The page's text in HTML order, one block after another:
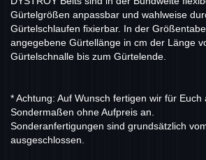
Gürtelgrößen anpassbar und wahlweise
Gürtelschlaufen fixierbar. In der
angegebene Gürtellänge in cm der Länge
Gürtelschnalle bis zum Gürtelende.
* Achtung: Auf Wunsch fertigen wir für Euch
Sondermaßen ohne Aufpreis an.
Sonderanfertigungen sind grundsätzlich
ausgeschlossen.